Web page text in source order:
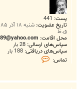
پست: 441
تاریخ عضویت:
ق.ظ
محل اقامت:
سپاس‌های ارسالی: 28 بار
سپاس‌های دریافتی: 188 بار
تماس:
ت
e